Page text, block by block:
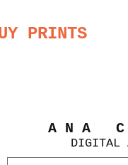
PRINTS
A N A C
DIGITAL